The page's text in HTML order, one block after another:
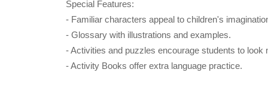
Special Features:
- Familiar characters appeal to children's
- Glossary with illustrations and examples.
- Activities and puzzles encourage students to look
- Activity Books offer extra language practice.